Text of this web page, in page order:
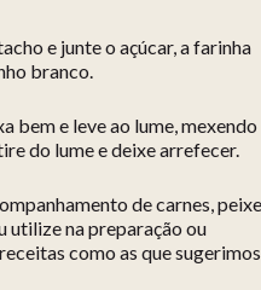
e junte o açúcar, a farinha
branco.
bem e leve ao lume, mexendo
do lume e deixe arrefecer.
de carnes,
utilize na preparação ou
como as que